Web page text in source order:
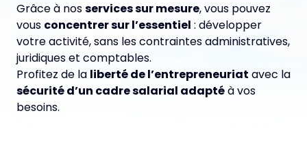
Grâce à nosservices sur mesure, vous pouvez
vous concentrer sur l’essentiel : développer
votre activité, sans les contraintes administratives,
juridiques et comptables.
Profitez de la liberté de l’entrepreneuriat avec la
sécurité d’un cadre salarial adaptéà vos
besoins.